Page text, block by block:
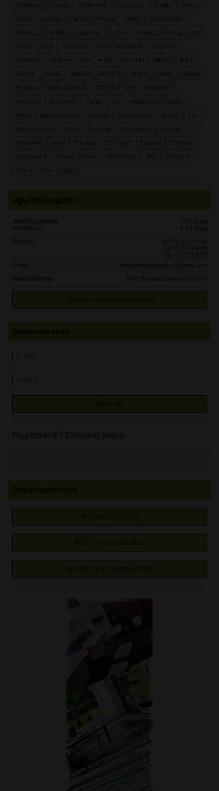
Roltechnik Kolpa San
Besco
Grohe
Arezzo Ferro M-Acryl Wellis
Hansgrohe
Mofém Cersanit Duravit
Roltechnik Projet Line
Tboss
H2O Aqualine Alcaplast
Deante New Trendy Cersanit Alföldi
Teka
Invena
Radeco BEMETA Ferro
Geberit
Villeroy&Boch Technik Therm
Kaldewei
N-SMART Inpipe Tres Mellerud
MKW
Ideal Standard Sanotechnik Mistral
Bianco Lucido
Zehnder Novaservis
Laufen
Pastorelli
Varte LB Object
Honeywell
Smavit Del Conca
Stargres
Arte
Varte Viega
Hétfőtől-péntekig
8-17 óráig
Szombaton
9-13 óráig
Telefon:
06 / 70 948 47 30
06 / 1 272 09 86
06 / 1 272 09 87
E-mail:
furdoszobawebshop@gmail.com
Bemutatóterem:
1047 Budapest, Megyeri út 7/A
Regisztráció / Elfelejtett jelszó